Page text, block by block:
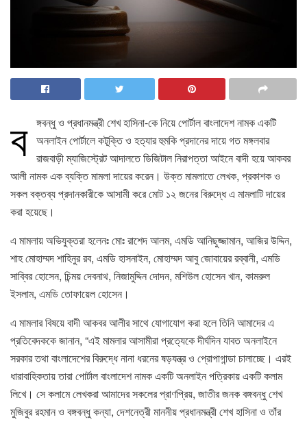
ব ঙ্গবন্ধু ও প্রধানমন্ত্রী শেখ হাসিনা-কে নিয়ে পোর্টাল বাংলাদেশ নামক একটি
অনলাইন পোর্টালে কটূক্তি ও হত্যার হুমকি প্রদানের দায়ে গত মঙ্গলবার
রাজবাড়ী ম্যাজিস্ট্রেট আদালতে ডিজিটাল নিরাপত্তা আইনে বাদী হয়ে আকবর
আলী নামক এক ব্যক্তি মামলা দায়ের করেন। উক্ত মামলাতে লেখক, প্রকাশক ও
সকল বক্তব্য প্রদানকারীকে আসামী করে মোট ১২ জনের বিরুদ্ধে এ মামলাটি দায়ের
করা হয়েছে।
এ মামলায় অভিযুক্তরা হলেনঃ মোঃ রাশেদ আলম, এমডি আনিছুজ্জামান, আজির উদ্দিন,
শাহ মোহাম্মদ শাহিনুর রব, এমডি হাসনাইন, মোহাম্মদ আবু জোবায়ের রব্বানী, এমডি
সাব্বির হোসেন, চিন্ময় দেবনাথ, নিজামুদ্দিন দোদন, মশিউল হোসেন খান, কামরুল
ইসলাম, এমডি তোফায়েল হোসেন।
এ মামলার বিষয়ে বাদী আকবর আলীর সাথে যোগাযোগ করা হলে তিনি আমাদের এ
প্রতিবেদককে জানান, “এই মামলার আসামীরা প্রত্যেকে দীর্ঘদিন যাবত অনলাইনে
সরকার তথা বাংলাদেশের বিরুদ্ধে নানা ধরনের ষড়যন্ত্র ও প্রোপাগান্ডা চালাচ্ছে। এরই
ধারাবাহিকতায় তারা পোর্টাল বাংলাদেশ নামক একটি অনলাইন পত্রিকায় একটি কলাম
লিখে। সে কলামে লেখকরা আমাদের সকলের প্রাণপ্রিয়, জাতীর জনক বঙ্গবন্ধু শেখ
মুজিবুর রহমান ও বঙ্গবন্ধু কন্যা, দেশনেত্রী মাননীয় প্রধানমন্ত্রী শেখ হাসিনা ও তাঁর